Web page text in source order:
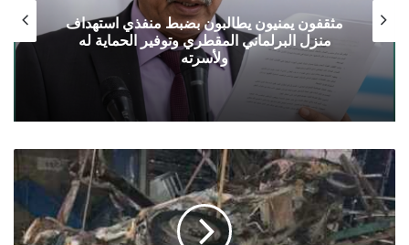
مثقفون يمنيون يطالبون بضبط منفذي استهداف
منزل البرلماني المقطري وتوفير الحماية له
ولأسرته
شرطة
عدن
تكشف
نتائج
التحقيقات